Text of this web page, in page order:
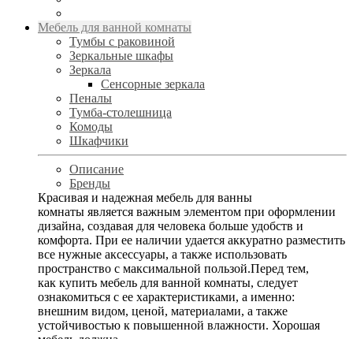
Мебель для ванной комнаты
Тумбы с раковиной
Зеркальные шкафы
Зеркала
Сенсорные зеркала
Пеналы
Тумба-столешница
Комоды
Шкафчики
Описание
Бренды
Красивая и надежная мебель для ванны
комнаты является важным элементом при оформлении
дизайна, создавая для человека больше удобств и
комфорта. При ее наличии удается аккуратно разместить
все нужные аксессуары, а также использовать
пространство с максимальной пользой.Перед тем,
как купить мебель для ванной комнаты, следует
ознакомиться с ее характеристиками, а именно:
внешним видом, ценой, материалами, а также
устойчивостью к повышенной влажности. Хорошая